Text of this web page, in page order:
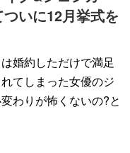
いに12月挙式を
婚約しただけで満足
てしまった女優のジ
わりが怖くないの?と